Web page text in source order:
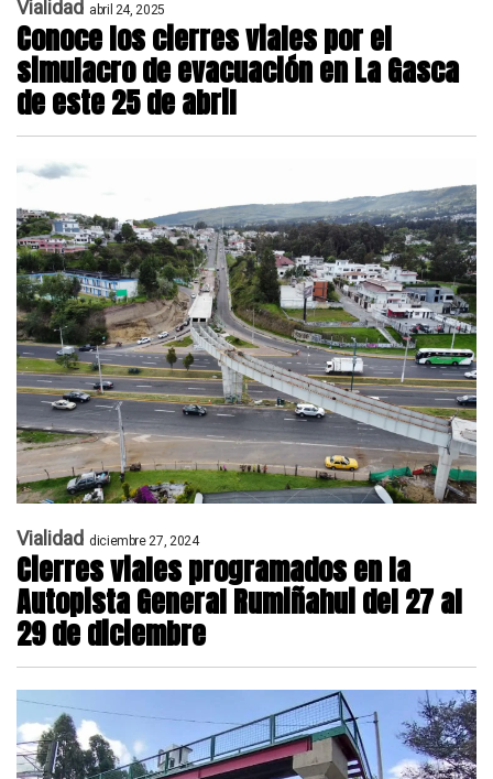
Vialidad abril 24, 2025
Conoce los cierres viales por el
simulacro de evacuación en La Gasca
de este 25 de abril
Vialidad diciembre 27, 2024
Cierres viales programados en la
Autopista General Rumiñahui del 27 al
29 de diciembre